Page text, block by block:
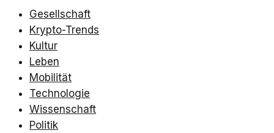
Gesellschaft
Krypto-Trends
Kultur
Leben
Mobilität
Technologie
Wissenschaft
Politik